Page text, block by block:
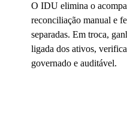
O IDU elimina o
reconciliação manual e
separadas. Em troca,
ligada dos ativos,
governado e auditável.